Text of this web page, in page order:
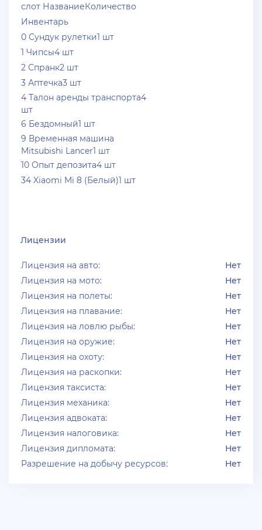
слот НазваниеКоличество
Инвентарь
0 Сундук рулетки1 шт
1 Чипсы4 шт
2 Спранк2 шт
3 Аптечка3 шт
4 Талон аренды транспорта4
шт
6 Бездомный1 шт
9 Временная машина
Mitsubishi Lancer1 шт
10 Опыт депозита4 шт
34 Xiaomi Mi 8 (Белый)1 шт
Лицензии
Лицензия на авто:
Нет
Лицензия на мото:
Нет
Лицензия на полеты:
Нет
Лицензия на плавание:
Нет
Лицензия на ловлю рыбы:
Нет
Лицензия на оружие:
Нет
Лицензия на охоту:
Нет
Лицензия на раскопки:
Нет
Лицензия таксиста:
Нет
Лицензия механика:
Нет
Лицензия адвоката:
Нет
Лицензия налоговика:
Нет
Лицензия дипломата:
Нет
Разрешение на добычу ресурсов:
Нет